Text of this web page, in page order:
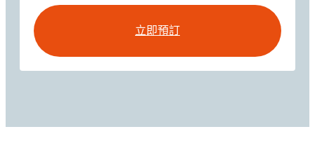
立即預訂